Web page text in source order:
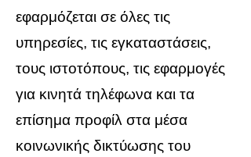
εφαρμόζεται σε όλες τις
υπηρεσίες, τις εγκαταστάσεις,
τους ιστοτόπους, τις εφαρμογές
για κινητά τηλέφωνα και τα
επίσημα προφίλ στα μέσα
κοινωνικής δικτύωσης του